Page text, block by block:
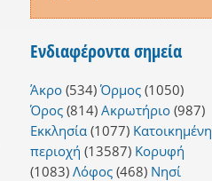
Ενδιαφέροντα σημεία
Άκρο(534) Όρμος(1050)
Όρος(814) Ακρωτήριο(987)
Εκκλησία(1077) Κατοικημένη
περιοχή (13587) Κορυφή
(1083) Λόφος(468) Νησί